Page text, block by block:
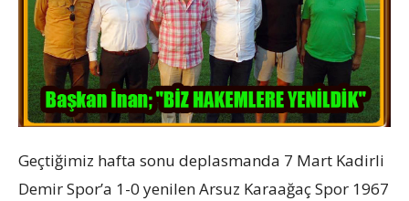
Geçtiğimiz hafta sonu deplasmanda 7 Mart Kadirli
Demir Spor’a 1-0 yenilen Arsuz Karaağaç Spor 1967